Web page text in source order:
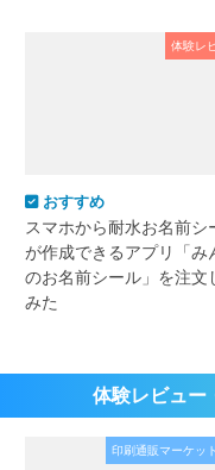
体験レ
おすすめ
スマホから耐水お名前シ
が作成できるアプリ「み
のお名前シール」を注文
みた
体験レビュー
印刷通販マーケッ